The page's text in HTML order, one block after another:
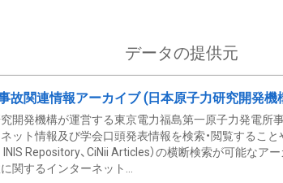
データの提供元
故関連情報アーカイブ (日本原子力研究開発機
開発機構が運営する東京電力福島第一原子力発電所事
ット情報及び学会口頭発表情報を検索・閲覧すること
INIS Repository、CiNii Articles）の横断検索が可能なア
関するインターネット...